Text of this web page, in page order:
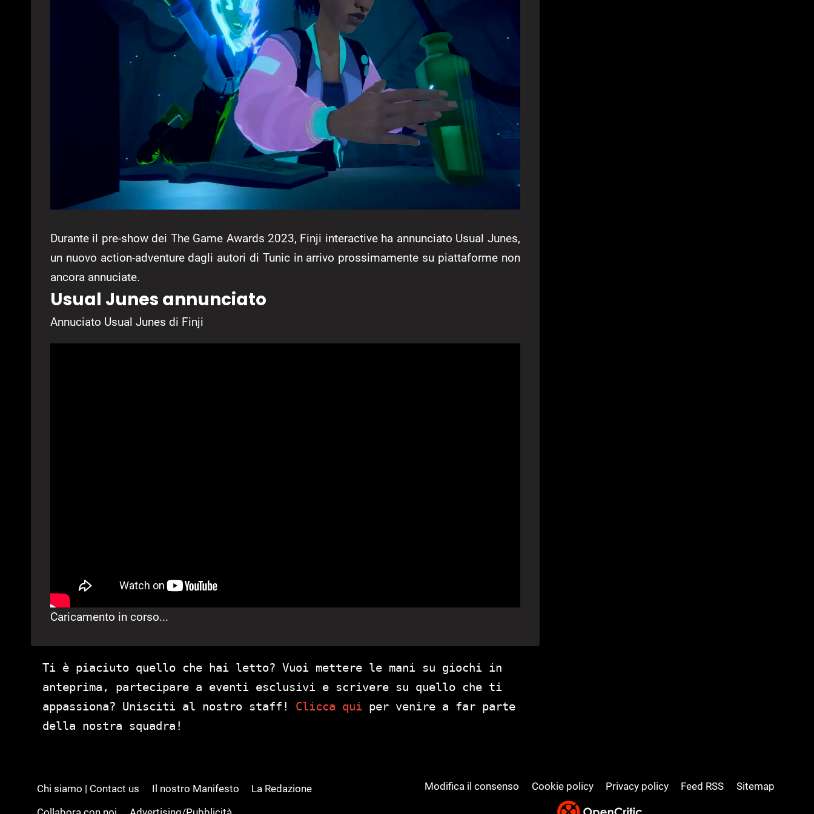
Durante il pre-show dei The Game Awards 2023, Finji interactive ha annunciato Usual Junes,
un nuovo action-adventure dagli autori di Tunic in arrivo prossimamente su piattaforme non
ancora annuciate.
Usual Junes annunciato
Annuciato Usual Junes di Finji
Caricamento in corso...
Ti è piaciuto quello che hai letto? Vuoi mettere le mani su giochi in
anteprima, partecipare a eventi esclusivi e scrivere su quello che ti
appassiona? Unisciti al nostro staff! Clicca qui per venire a far parte
della nostra squadra!
Chi siamo | Contact us Il nostro Manifesto
La Redazione
Modifica il consenso Cookie policy Privacy policy Feed RSS Sitemap